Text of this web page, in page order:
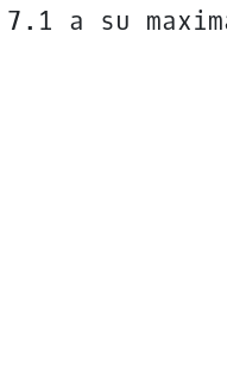
a su